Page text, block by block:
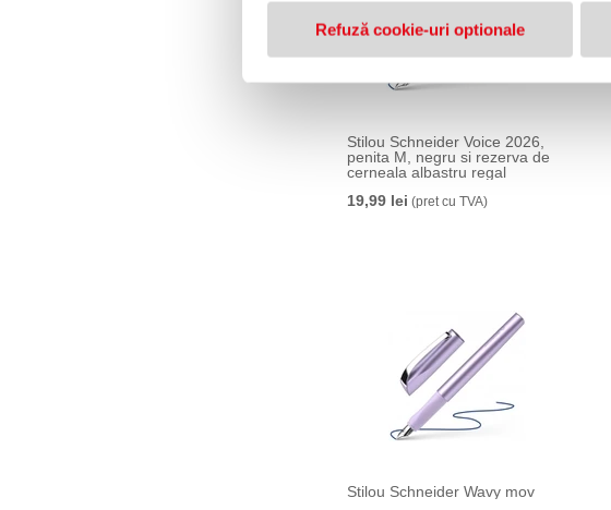
Refuză cookie-uri optionale
Stilou Schneider Voice 2026,
penita M, negru si rezerva de
cerneala albastru regal
19,99 lei (pret cu TVA)
Stilou Schneider Wavy mov